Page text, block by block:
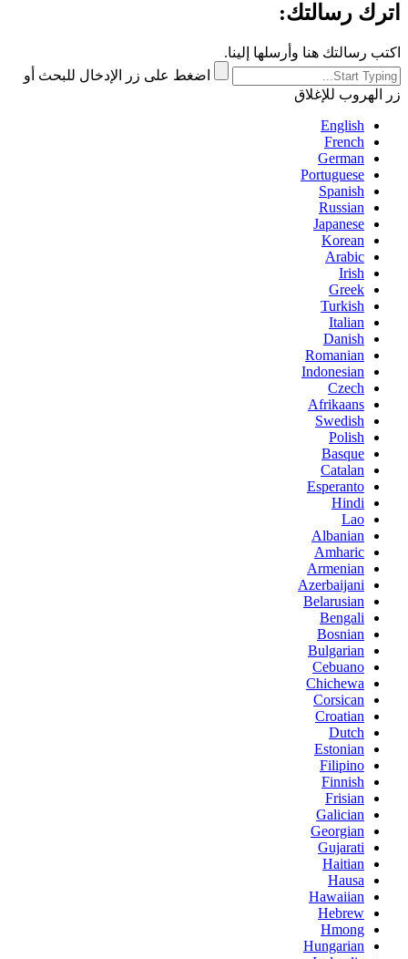
اترك رسالتك:
اكتب رسالتك هنا وأرسلها إلينا.
اضغط على زر الإدخال للبحث أو
زر الهروب للإغلاق
English
French
German
Portuguese
Spanish
Russian
Japanese
Korean
Arabic
Irish
Greek
Turkish
Italian
Danish
Romanian
Indonesian
Czech
Afrikaans
Swedish
Polish
Basque
Catalan
Esperanto
Hindi
Lao
Albanian
Amharic
Armenian
Azerbaijani
Belarusian
Bengali
Bosnian
Bulgarian
Cebuano
Chichewa
Corsican
Croatian
Dutch
Estonian
Filipino
Finnish
Frisian
Galician
Georgian
Gujarati
Haitian
Hausa
Hawaiian
Hebrew
Hmong
Hungarian